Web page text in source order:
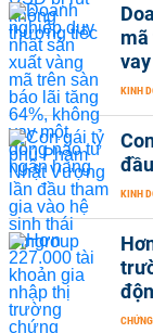
mã
KINH
KINH